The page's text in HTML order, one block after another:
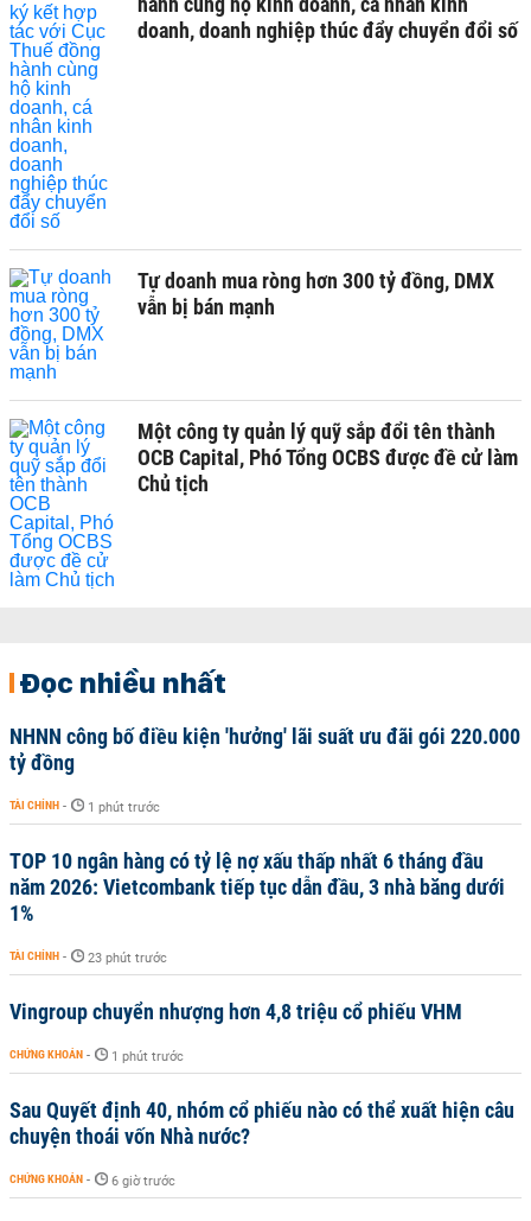
doanh, doanh nghiệp thúc đẩy chuyển đổi số
Tự doanh mua ròng hơn 300 tỷ đồng, DMX
vẫn bị bán mạnh
Một công ty quản lý quỹ sắp đổi tên thành
OCB Capital, Phó Tổng OCBS được đề cử làm
Chủ tịch
Đọc nhiều nhất
NHNN công bố điều kiện 'hưởng' lãi suất ưu đãi gói 220.000
tỷ đồng
TÀI CHÍNH - 1 phút trước
TOP 10 ngân hàng có tỷ lệ nợ xấu thấp nhất 6 tháng đầu
năm 2026: Vietcombank tiếp tục dẫn đầu, 3 nhà băng dưới
1%
TÀI CHÍNH - 23 phút trước
Vingroup chuyển nhượng hơn 4,8 triệu cổ phiếu VHM
CHỨNG KHOÁN - 1 phút trước
Sau Quyết định 40, nhóm cổ phiếu nào có thể xuất hiện câu
chuyện thoái vốn Nhà nước?
CHỨNG KHOÁN - 6 giờ trước